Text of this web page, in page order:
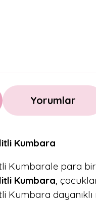
Yorumlar
Kumbara
Kumbarale para
Kumbara,
Kumbara